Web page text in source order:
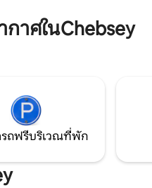
กำลังกาย/
นซักรีด/
รื่องและ
าศในChebsey
ถฟรีบริเวณที่พัก